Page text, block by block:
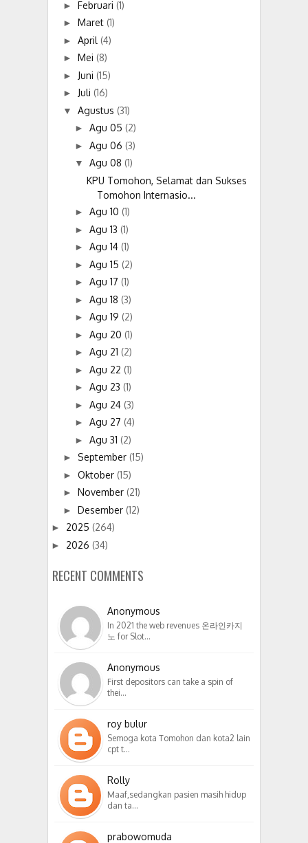
► Februari (1)
► Maret (1)
► April (4)
► Mei (8)
► Juni (15)
► Juli (16)
▼ Agustus (31)
► Agu 05 (2)
► Agu 06 (3)
▼ Agu 08 (1)
KPU Tomohon, Selamat dan Sukses
Tomohon Internasio...
► Agu 10 (1)
► Agu 13 (1)
► Agu 14 (1)
► Agu 15 (2)
► Agu 17 (1)
► Agu 18 (3)
► Agu 19 (2)
► Agu 20 (1)
► Agu 21 (2)
► Agu 22 (1)
► Agu 23 (1)
► Agu 24 (3)
► Agu 27 (4)
► Agu 31 (2)
► September (15)
► Oktober (15)
► November (21)
► Desember (12)
► 2025 (264)
► 2026 (34)
RECENT COMMENTS
Anonymous
In 2021 the web revenues 온라인카지
노 for Slot…
Anonymous
First depositors can take a spin of
thei…
roy bulur
Semoga kota Tomohon dan kota2 lain
cpt t…
Rolly
Maaf,sedangkan pasien masih hidup
dan ta…
prabowomuda